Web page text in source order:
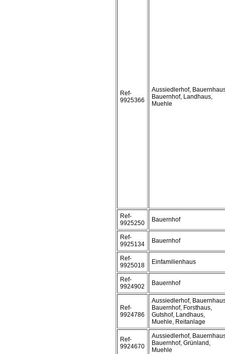
Ref-
9925366
Aussiedlerhof,
Bauernhof, Landhaus,
Muehle
Ref-
9925250
Bauernhof
Ref-
9925134
Bauernhof
Ref-
9925018
Einfamilienhaus
Ref-
9924902
Bauernhof
Ref-
9924786
Aussiedlerhof,
Bauernhof, Forsthaus,
Gutshof, Landhaus,
Muehle, Reitanlage
Ref-
9924670
Aussiedlerhof,
Bauernhof, Grünland,
Muehle